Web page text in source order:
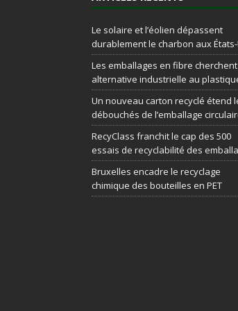
Le solaire et l’éolien dépassent
durablement le charbon aux
Les emballages en fibre
alternative industrielle au
Un nouveau carton recyclé étend
débouchés de l’emballage
RecyClass franchit le cap des 500
essais de recyclabilité des
Bruxelles encadre le recyclage
chimique des bouteilles en PET